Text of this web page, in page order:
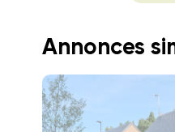
Annonces